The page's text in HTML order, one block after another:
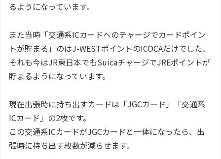
るようになっています。
また当時「交通系ICカードへのチャージでカードポイン
トが貯まる」のはJ-WESTポイントのICOCAだけでした。
それも今はJR東日本でもSuicaチャージでJREポイントが
貯まるようになっています。
現在出張時に持ち出すカードは「JGCカード」「交通系
ICカード」の2枚です。
この交通系ICカードがJGCカードと一体になったら、出
張時に持ち出す枚数が減らせます。